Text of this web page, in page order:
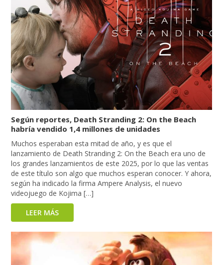
Según reportes, Death Stranding 2: On the Beach
habría vendido 1,4 millones de unidades
Muchos esperaban esta mitad de año, y es que el
lanzamiento de Death Stranding 2: On the Beach era uno de
los grandes lanzamientos de este 2025, por lo que las ventas
de este título son algo que muchos esperan conocer. Y ahora,
según ha indicado la firma Ampere Analysis, el nuevo
videojuego de Kojima […]
LEER MÁS